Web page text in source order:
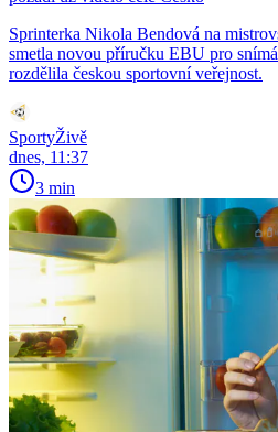
Sprinterka Nikola Bendová na
smetla novou příručku EBU pro
rozdělila českou sportovní veřejnost.
SportyŽivě
dnes, 11:37
3 min